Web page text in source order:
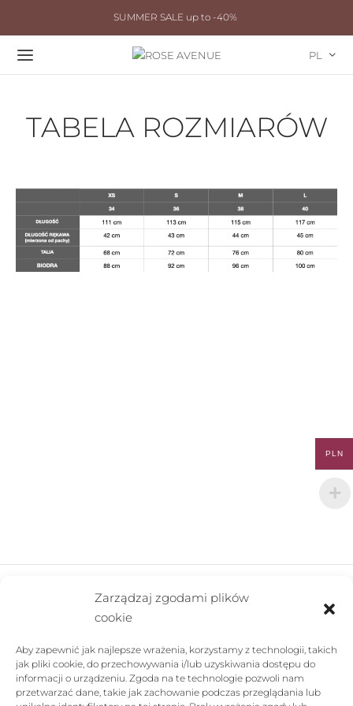
Zarządzaj zgodami plików
cookie
Aby zapewnić jak najlepsze wrażenia, korzystamy z technologii, takich
jak pliki cookie, do przechowywania i/lub uzyskiwania dostępu do
informacji o urządzeniu. Zgoda na te technologie pozwoli nam
przetwarzać dane, takie jak zachowanie podczas przeglądania lub
SUMMER SALE up to -40%
PL
TABELA ROZMIARÓW
POMOC
SKLEP
PLN